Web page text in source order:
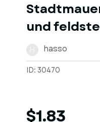
und
hasso
ID: 30470
$1.83